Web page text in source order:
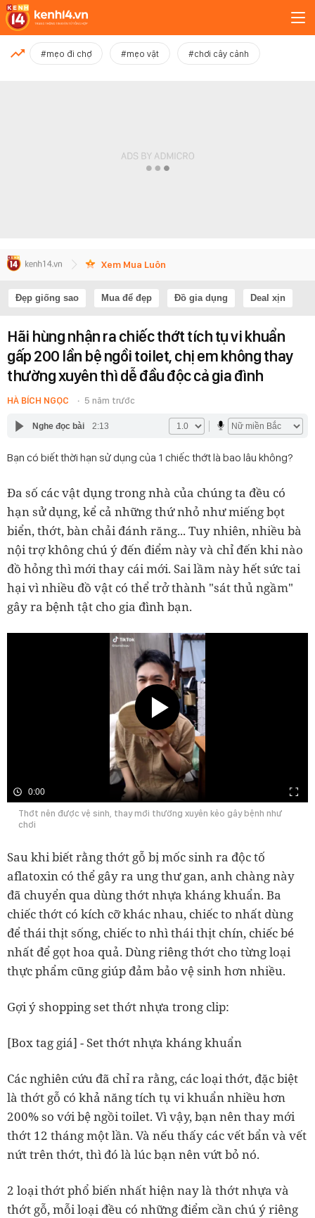
MỚI NHẤT
#mẹo đi chợ #mẹo vặt #chơi cây cảnh
Xem Mua Luôn
Đẹp giống sao Mua để đẹp Đồ gia dụng Deal xịn
Hãi hùng nhận ra chiếc thớt tích tụ vi khuẩn
gấp 200 lần bệ ngồi toilet, chị em không thay
thường xuyên thì dễ đầu độc cả gia đình
HÀ BÍCH NGỌC 5 năm trước
Nghe đọc bài 2:13
Bạn có biết thời hạn sử dụng của 1 chiếc thớt là bao lâu không?
Đa số các vật dụng trong nhà của chúng ta đều có
hạn sử dụng, kể cả những thứ nhỏ như miếng bọt
biển, thớt, bàn chải đánh răng... Tuy nhiên, nhiều bà
nội trợ không chú ý đến điểm này và chỉ đến khi nào
đồ hỏng thì mới thay cái mới. Sai lầm này hết sức tai
hại vì nhiều đồ vật có thể trở thành "sát thủ ngầm"
gây ra bệnh tật cho gia đình bạn.
0:00
Thớt nên được vệ sinh, thay mới thường xuyên kẻo gây bệnh như
chơi
Sau khi biết rằng thớt gỗ bị mốc sinh ra độc tố
aflatoxin có thể gây ra ung thư gan, anh chàng này
đã chuyển qua dùng thớt nhựa kháng khuẩn. Ba
chiếc thớt có kích cỡ khác nhau, chiếc to nhất dùng
để thái thịt sống, chiếc to nhì thái thịt chín, chiếc bé
nhất để gọt hoa quả. Dùng riêng thớt cho từng loại
thực phẩm cũng giúp đảm bảo vệ sinh hơn nhiều.
Gợi ý shopping set thớt nhựa trong clip:
[Box tag giá] - Set thớt nhựa kháng khuẩn
Các nghiên cứu đã chỉ ra rằng, các loại thớt, đặc biệt
là thớt gỗ có khả năng tích tụ vi khuẩn nhiều hơn
200% so với bệ ngồi toilet. Vì vậy, bạn nên thay mới
thớt 12 tháng một lần. Và nếu thấy các vết bẩn và vết
nứt trên thớt, thì đó là lúc bạn nên vứt bỏ nó.
2 loại thớt phổ biến nhất hiện nay là thớt nhựa và
thớt gỗ, mỗi loại đều có những điểm cần chú ý riêng